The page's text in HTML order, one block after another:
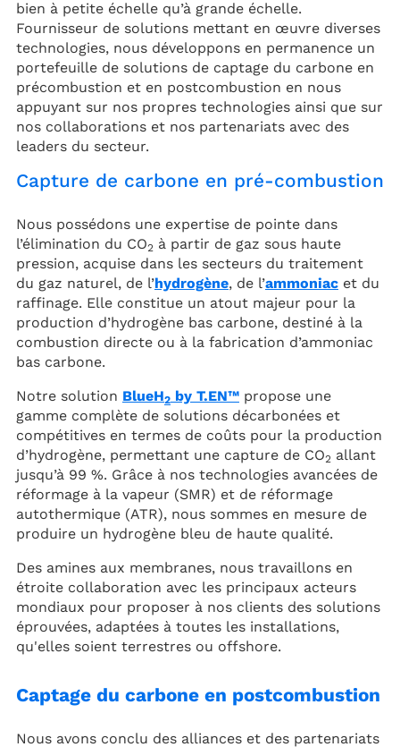
bien à petite échelle qu’à grande échelle.
Fournisseur de solutions mettant en œuvre diverses
technologies, nous développons en permanence un
portefeuille de solutions de captage du carbone en
précombustion et en postcombustion en nous
appuyant sur nos propres technologies ainsi que sur
nos collaborations et nos partenariats avec des
leaders du secteur.
Capture de carbone en pré-combustion
Nous possédons une expertise de pointe dans
l’élimination du CO2 à partir de gaz sous haute
pression, acquise dans les secteurs du traitement
du gaz naturel, de l’hydrogène, de l’ammoniac et du
raffinage. Elle constitue un atout majeur pour la
production d’hydrogène bas carbone, destiné à la
combustion directe ou à la fabrication d’ammoniac
bas carbone.
Notre solution BlueH2 by T.EN™ propose une
gamme complète de solutions décarbonées et
compétitives en termes de coûts pour la production
d’hydrogène, permettant une capture de CO2 allant
jusqu’à 99 %. Grâce à nos technologies avancées de
réformage à la vapeur (SMR) et de réformage
autothermique (ATR), nous sommes en mesure de
produire un hydrogène bleu de haute qualité.
Des amines aux membranes, nous travaillons en
étroite collaboration avec les principaux acteurs
mondiaux pour proposer à nos clients des solutions
éprouvées, adaptées à toutes les installations,
qu'elles soient terrestres ou offshore.
Captage du carbone en postcombustion
Nous avons conclu des alliances et des partenariats